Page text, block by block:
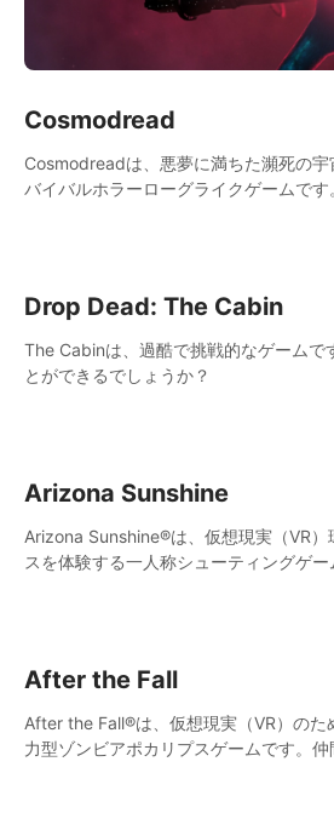
Cosmodread
Cosmodreadは、悪夢に満ちた瀕死の宇
バイバルホラーローグライクゲームです
Drop Dead: The Cabin
The Cabinは、過酷で挑戦的なゲームで
とができるでしょうか？
Arizona Sunshine
Arizona Sunshine®は、仮想現実（VR
スを体験する一人称シューティングゲー
After the Fall
After the Fall®は、仮想現実（VR）のた
力型ゾンビアポカリプスゲームです。